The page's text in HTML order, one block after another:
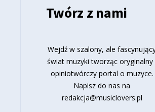
Twórz z nami
Wejdź w szalony, ale
świat muzyki tworząc oryginalny
opiniotwórczy portal o muzyce.
Napisz do nas na
redakcja@musiclovers.pl